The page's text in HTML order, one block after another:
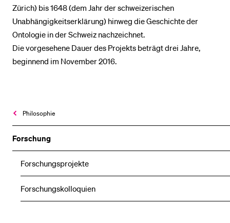
Philosophie
Forschung
Forschungsprojekte
Forschungskolloquien
Zürich) bis 1648 (dem Jahr der schweizerischen
Unabhängigkeitserklärung) hinweg die Geschichte der
Ontologie in der Schweiz nachzeichnet.
Die vorgesehene Dauer des Projekts beträgt drei Jahre,
beginnend im November 2016.